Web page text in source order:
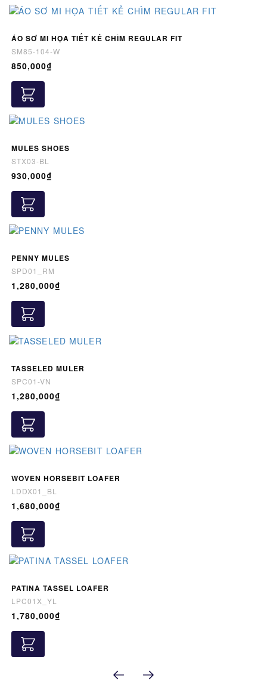
ÁO SƠ MI HỌA TIẾT KẺ CHÌM REGULAR FIT
SM85-104-W
850,000₫
MULES SHOES
STX03-BL
930,000₫
PENNY MULES
SPD01_RM
1,280,000₫
TASSELED MULER
SPC01-VN
1,280,000₫
WOVEN HORSEBIT LOAFER
LDDX01_BL
1,680,000₫
PATINA TASSEL LOAFER
LPC01X_YL
1,780,000₫